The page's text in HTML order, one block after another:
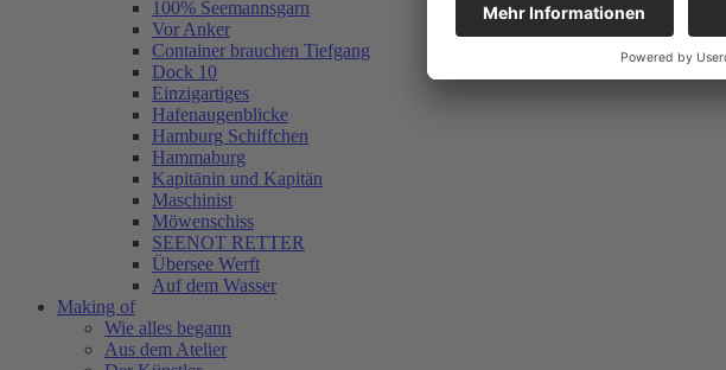
100% Seemannsgarn
Vor Anker
Container brauchen Tiefgang
Dock 10
Einzigartiges
Hafenaugen­blicke
Hamburg Schiffchen
Hammaburg
Kapitänin und Kapitän
Maschinist
Möwenschiss
SEENOT RETTER
Übersee Werft
Auf dem Wasser
Making of
Wie alles begann
Aus dem Atelier